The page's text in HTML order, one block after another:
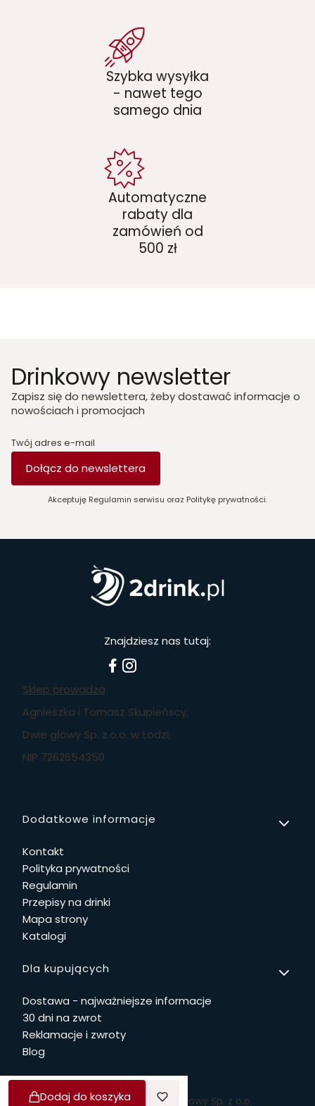
Szybka wysyłka
- nawet tego
samego dnia
Automatyczne
rabaty dla
zamówień od
500 zł
Drinkowy newsletter
Zapisz się do newslettera, żeby dostawać informacje o
nowościach i promocjach
Twój adres e-mail
Dołącz do newslettera
Akceptuję Regulamin serwisu oraz Politykę prywatności.
Znajdziesz nas tutaj:
Sklep prowadzą
Agnieszka i Tomasz Skupieńscy,
Dwie głowy Sp. z.o.o. w Łodzi,
NIP 7262654350
Linki w stopce
Dodatkowe informacje
Kontakt
Polityka prywatności
Regulamin
Przepisy na drinki
Mapa strony
Katalogi
Dla kupujących
Dostawa - najważniejsze informacje
30 dni na zwrot
Reklamacje i zwroty
Blog
© Copyright 2026 Dwie Głowy Sp. z o.o.
Dodaj do koszyka